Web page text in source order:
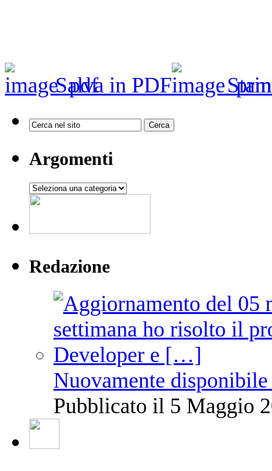
Salva in PDF
Argomenti
Argomenti
Redazione
Nuovamente
Pubblicato il 5 Maggio